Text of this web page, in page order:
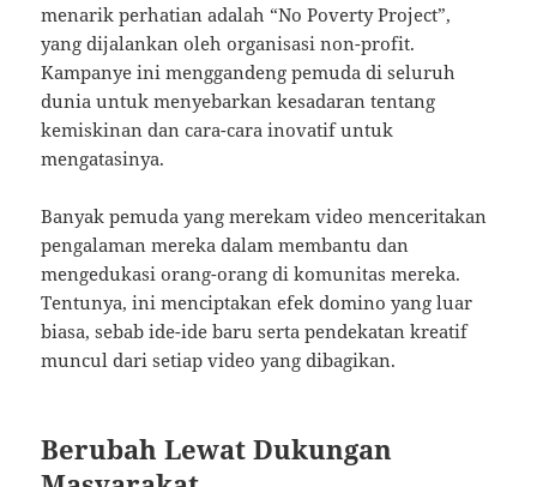
menarik perhatian adalah “No Poverty Project”,
yang dijalankan oleh organisasi non-profit.
Kampanye ini menggandeng pemuda di seluruh
dunia untuk menyebarkan kesadaran tentang
kemiskinan dan cara-cara inovatif untuk
mengatasinya.
Banyak pemuda yang merekam video menceritakan
pengalaman mereka dalam membantu dan
mengedukasi orang-orang di komunitas mereka.
Tentunya, ini menciptakan efek domino yang luar
biasa, sebab ide-ide baru serta pendekatan kreatif
muncul dari setiap video yang dibagikan.
Berubah Lewat Dukungan